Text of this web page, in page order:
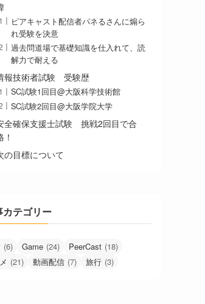
ピアキャスト配信者パネるさんに煽ら
れ受験を決意
過去問道場で基礎知識を仕入れて、読
解力で耐える
報技術者試験 受験歴
SC試験1回目@大阪科学技術館
SC試験2回目@大阪学院大学
全確保支援士試験 挑戦2回目で合
！
の目標について
カテゴリー
(6) Game (24) PeerCast (18)
(21) 動画配信 (7) 旅行 (3)